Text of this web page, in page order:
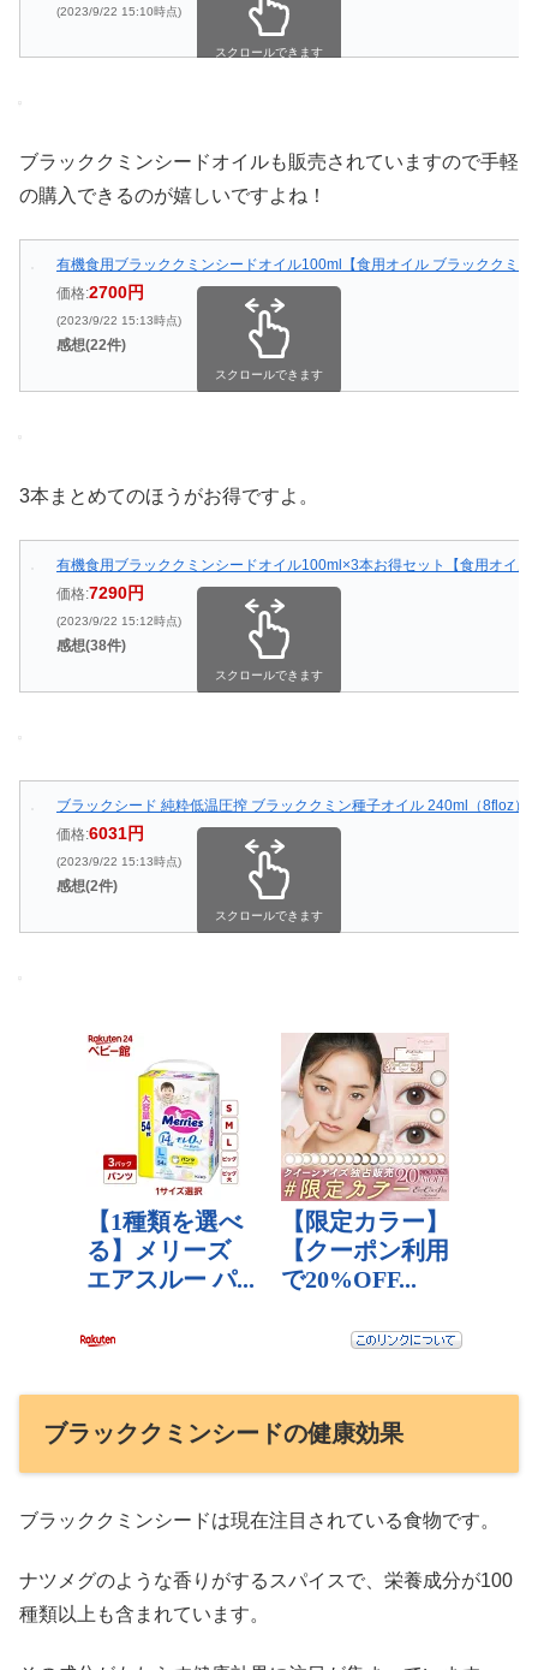
(2023/9/22 15:10時点)
スクロールできます
ブラッククミンシードオイルも販売されていますので手軽
の購入できるのが嬉しいですよね！
有機食用ブラッククミンシードオイル100ml【食用オイル ブラックク
価格:2700円
(2023/9/22 15:13時点)
感想(22件)
スクロールできます
3本まとめてのほうがお得ですよ。
有機食用ブラッククミンシードオイル100ml×3本お得セット【食用オイ
価格:7290円
(2023/9/22 15:12時点)
感想(38件)
スクロールできます
ブラックシード 純粋低温圧搾 ブラッククミン種子オイル 240ml（8floz
価格:6031円
(2023/9/22 15:13時点)
感想(2件)
スクロールできます
ブラッククミンシードの健康効果
ブラッククミンシードは現在注目されている食物です。
ナツメグのような香りがするスパイスで、栄養成分が100
種類以上も含まれています。